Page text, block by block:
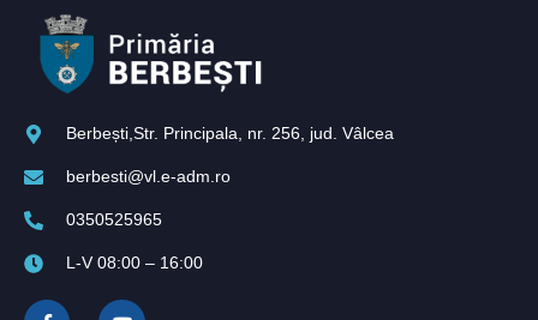
Berbești,Str. Principala, nr. 256, jud. Vâlcea
berbesti@vl.e-adm.ro
0350525965
L-V 08:00 – 16:00